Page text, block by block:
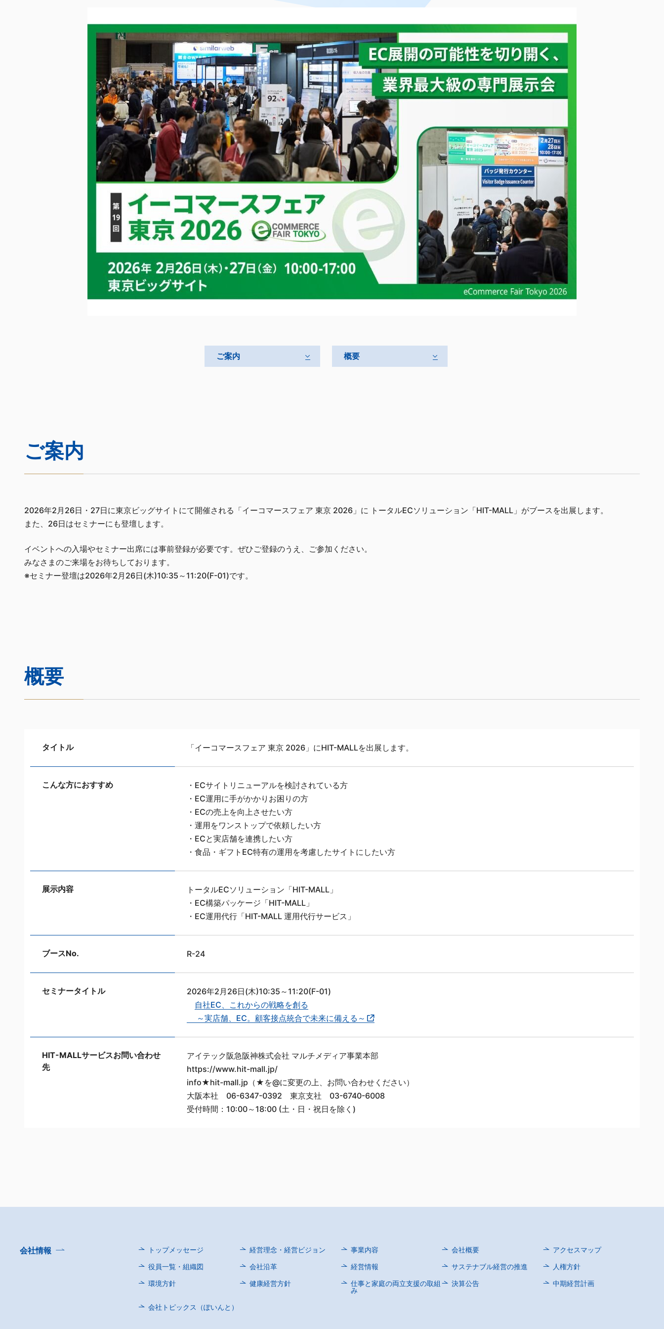
ご案内 概要
ご案内
2026年2月26日・27日に東京ビッグサイトにて開催される「イーコマースフェア 東京 2026」に トータルECソリューション「HIT-MALL」がブースを出展します。
また、26日はセミナーにも登壇します。
イベントへの入場やセミナー出席には事前登録が必要です。ぜひご登録のうえ、ご参加ください。
みなさまのご来場をお待ちしております。
※セミナー登壇は2026年2月26日(木)10:35～11:20(F-01)です。
概要
タイトル 「イーコマースフェア 東京 2026」にHIT-MALLを出展します。
こんな方におすすめ
・ECサイトリニューアルを検討されている方
・EC運用に手がかかりお困りの方
・ECの売上を向上させたい方
・運用をワンストップで依頼したい方
・ECと実店舗を連携したい方
・食品・ギフトEC特有の運用を考慮したサイトにしたい方
展示内容
トータルECソリューション「HIT-MALL」
・EC構築パッケージ「HIT-MALL」
・EC運用代行「HIT-MALL 運用代行サービス」
ブースNo. R-24
セミナータイトル
2026年2月26日(木)10:35～11:20(F-01)
自社EC、これからの戦略を創る
～実店舗、EC。顧客接点統合で未来に備える～
HIT-MALLサービスお問い合わせ
先
アイテック阪急阪神株式会社 マルチメディア事業本部
https://www.hit-mall.jp/
info★hit-mall.jp（★を@に変更の上、お問い合わせください）
大阪本社 06-6347-0392 東京支社 03-6740-6008
受付時間：10:00～18:00 (土・日・祝日を除く)
会社情報 トップメッセージ 経営理念・経営ビジョン 事業内容 会社概要
アクセスマップ
役員一覧・組織図
会社沿革 経営情報 サステナブル経営の推進
人権方針
環境方針
健康経営方針
仕事と家庭の両立支援の取組
み
決算公告 中期経営計画
会社トピックス（ぽいんと）